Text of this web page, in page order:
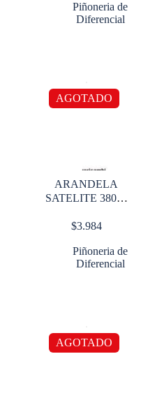
Piñoneria de
Diferencial
AGOTADO
ARANDELA
SATELITE 38000
$3.984
Piñoneria de
Diferencial
AGOTADO